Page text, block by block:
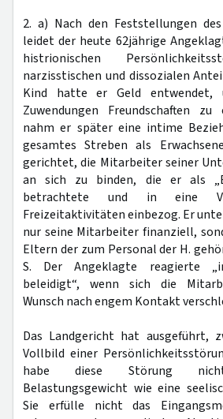
2. a) Nach den Feststellungen
leidet der heute 62jährige
histrionischen
narzisstischen und dissozialen
Kind hatte er Geld
Zuwendungen Freundschaften zu
nahm er später eine intime
gesamtes Streben als
gerichtet, die Mitarbeiter seiner
an sich zu binden, die er als
betrachtete und in eine
Freizeitaktivitäten einbezog. Er
nur seine Mitarbeiter finanziell,
Eltern der zum Personal der H.
S. Der Angeklagte reagierte
beleidigt“, wenn sich die
Wunsch nach engem Kontakt
Das Landgericht hat ausgeführt,
Vollbild einer
habe diese Störung
Belastungsgewicht wie eine
Sie erfülle nicht das